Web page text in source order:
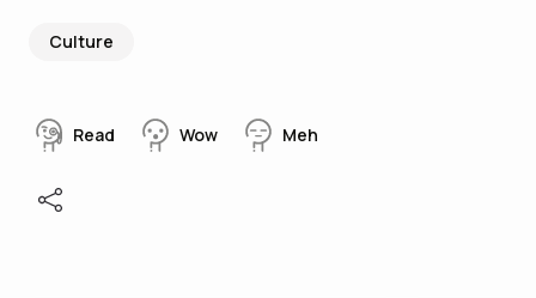
Culture
Read Wow Meh